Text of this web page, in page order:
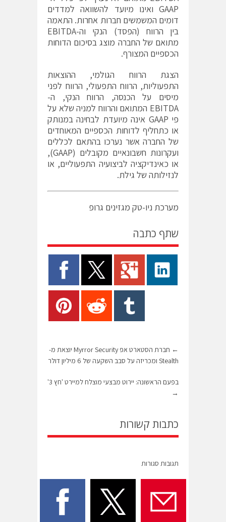
GAAP ואינו מיועד להשוואה למדדים
דומים המשמשים חברות אחרות. התאמה
בין הרווח (הפסד) הנקי וה-EBITDA
מתואם של החברה מוצג בסיכום הדוחות
הכספיים המצורף.
הצגת הרווח הגולמי, ההוצאות
התפעוליות, הרווח התפעולי, הרווח לפני
מיסים על הכנסה, הרווח הנקי, ה-
EBITDA המתואם והרווח למניה שלא על
פי GAAP אינה מיועדת לבחינה במנותק
או כתחליף לדוחות הכספיים המאוחדים
של החברה אשר נערכו בהתאם לכללים
ועקרונות חשבונאיים מקובלים (GAAP),
או כאינדיקציה לביצועיה התפעוליים, או
לנזילותה של גילת.
מערכת ניו-טק מגזינים גרופ
שתף כתבה
←
חברת הסטארט אפ Myrror Security יוצאת מ-
Stealth ומכריזה על סבב השקעה של 6 מיליון דולר
בפעם הראשונה: יירוט מבצעי מוצלח למיירט 'חץ 3'
→
כתבות קשורות
תגובות סגורות